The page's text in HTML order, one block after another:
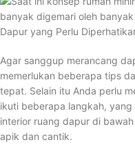
Agar sanggup merancang
memerlukan beberapa tips
tepat. Selain itu Anda perlu
ikuti beberapa langkah,
interior ruang dapur di
apik dan cantik.